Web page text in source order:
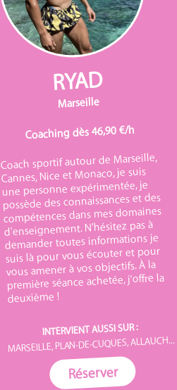
RYAD
Marseille
Coaching dès 46,90 €/h
Coach sportif autour de Marseille,
Cannes, Nice et Monaco, je suis
une personne expérimentée, je
possède des connaissances et des
compétences dans mes domaines
d'enseignement. N’hésitez pas à
demander toutes informations je
suis là pour vous écouter et pour
vous amener à vos objectifs. À la
première séance achetée, j'offre la
deuxième !
INTERVIENT AUSSI SUR :
MARSEILLE, PLAN-DE-CUQUES, ALLAUCH...
Réserver